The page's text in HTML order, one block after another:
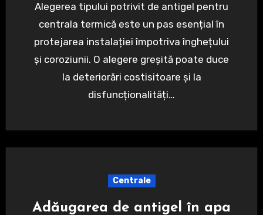
Alegerea tipului potrivit de antigel pentru
centrala termică este un pas esențial în
protejarea instalației împotriva înghețului
și coroziunii. O alegere greșită poate duce
la deteriorări costisitoare și la
disfuncționalități…
Centrale
Adăugarea de antigel în apa